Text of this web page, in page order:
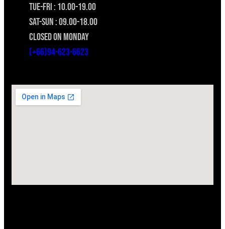
TUE-FRI : 10.00-19.00
SAT-SUN : 09.00-18.00
CLOSED ON MONDAY
(+66)94-623-6623